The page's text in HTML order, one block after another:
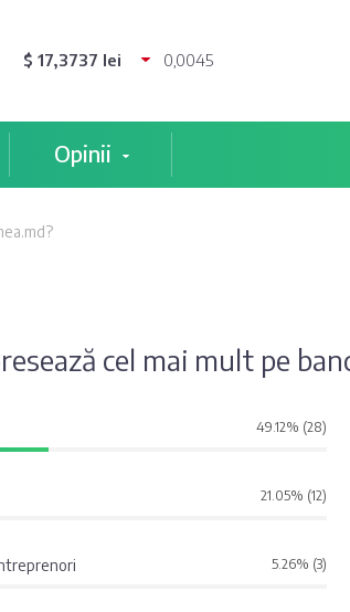
$ 17,3737 lei 0,0045
Opinii
cel mai mult pe
49.12% (28)
21.05% (12)
5.26% (3)